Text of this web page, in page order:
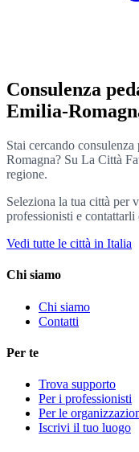
Consulenza
Emilia-
Stai cercando
Romagna? Su La Città
regione.
Seleziona la tua città per
professionisti e contattarli
Vedi tutte le città in Italia
Chi siamo
Chi siamo
Contatti
Per te
Trova supporto
Per i professionisti
Per le
Iscrivi il tuo luogo